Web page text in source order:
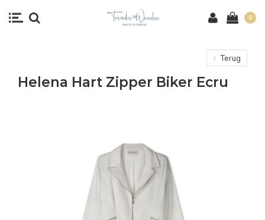
0
Terug
Helena Hart Zipper Biker Ecru